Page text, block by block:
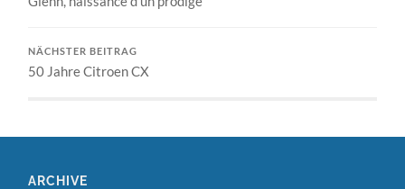
NÄCHSTER BEITRAG
50 Jahre Citroen CX
ARCHIVE